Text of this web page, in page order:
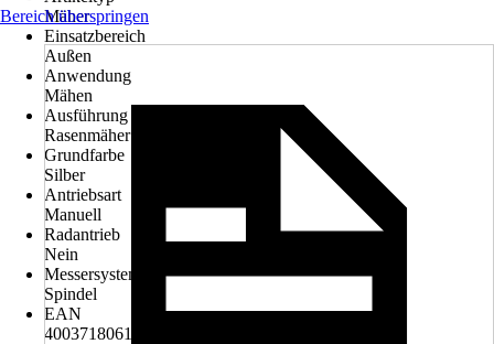
Mäher
Einsatzbereich
Außen
Anwendung
Mähen
Ausführung
Rasenmäher
Grundfarbe
Silber
Antriebsart
Manuell
Radantrieb
Nein
Messersystem
Spindel
EAN
4003718061826
Bereich überspringen